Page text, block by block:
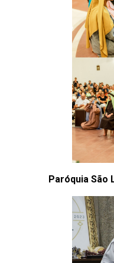
Paróquia São